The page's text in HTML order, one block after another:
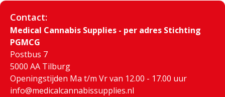
Contact:
Medical Cannabis Supplies - per adres Stichting
PGMCG
Postbus 7
5000 AA Tilburg
Openingstijden Ma t/m Vr van 12.00 - 17.00 uur
info@medicalcannabissupplies.nl